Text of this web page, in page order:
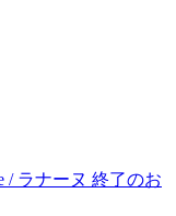
/ ラナーヌ 終了のお